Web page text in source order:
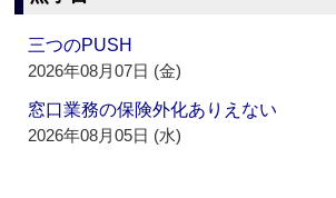
三つのPUSH
2026年08月07日 (金)
窓口業務の保険外化ありえない
2026年08月05日 (水)